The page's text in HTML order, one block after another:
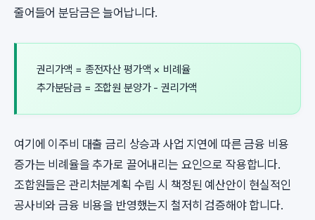
줄어들어 분담금은 늘어납니다.
권리가액 = 종전자산 평가액 × 비례율
추가분담금 = 조합원 분양가 - 권리가액
여기에 이주비 대출 금리 상승과 사업 지연에 따른 금융 비용
증가는 비례율을 추가로 끌어내리는 요인으로 작용합니다.
조합원들은 관리처분계획 수립 시 책정된 예산안이 현실적인
공사비와 금융 비용을 반영했는지 철저히 검증해야 합니다.